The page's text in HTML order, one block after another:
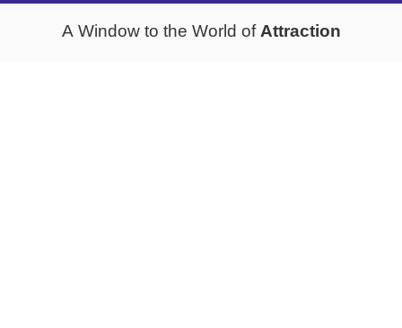
A Window to the World ofAttraction